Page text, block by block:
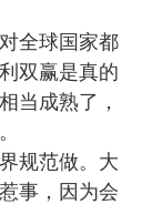
全球国家都
双赢是真的
当成熟了，
规范做。大
事，因为会